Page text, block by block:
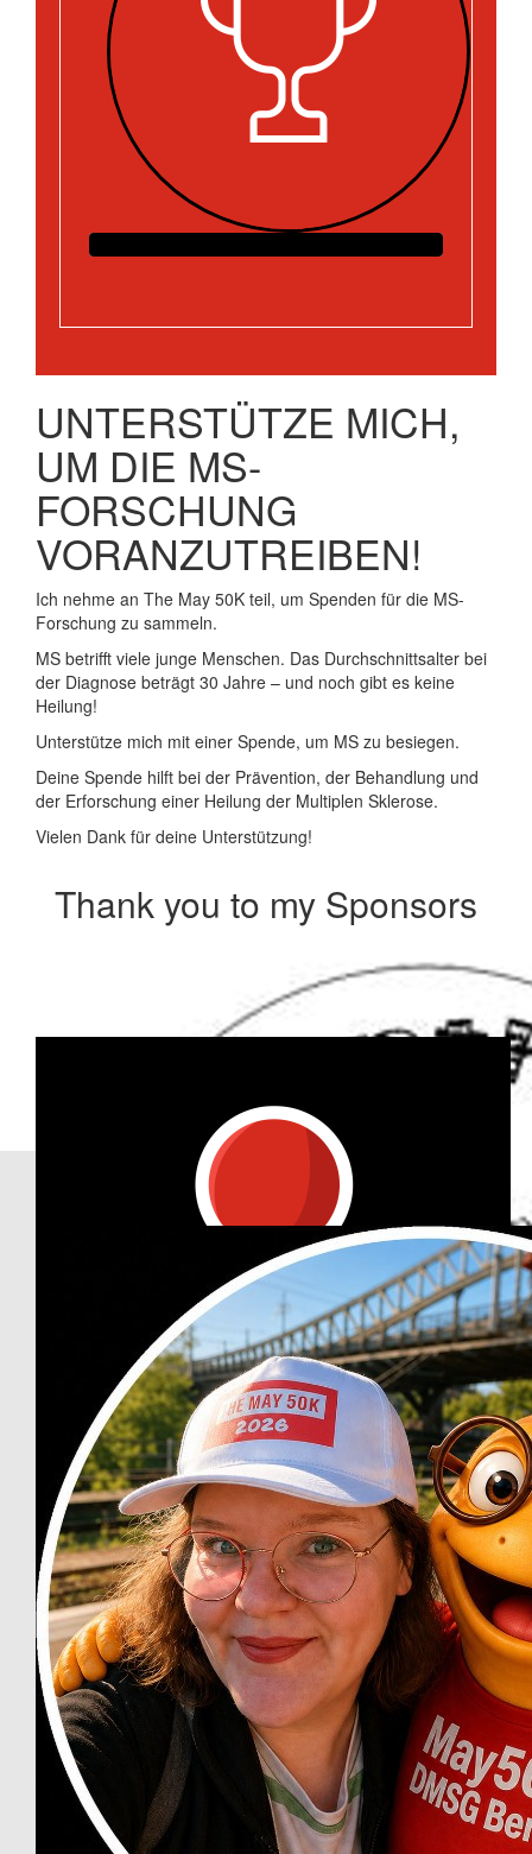
UNTERSTÜTZE MICH,
UM DIE MS-
FORSCHUNG
VORANZUTREIBEN!
Ich nehme an The May 50K teil, um Spenden für die MS-
Forschung zu sammeln.
MS betrifft viele junge Menschen. Das Durchschnittsalter bei
der Diagnose beträgt 30 Jahre – und noch gibt es keine
Heilung!
Unterstütze mich mit einer Spende, um MS zu besiegen.
Deine Spende hilft bei der Prävention, der Behandlung und
der Erforschung einer Heilung der Multiplen Sklerose.
Vielen Dank für deine Unterstützung!
Thank you to my Sponsors
11.24
Andree
11.24
Andree Salzwedel
Our Team Members